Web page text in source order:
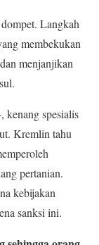
Langkah
membekukan
menjanjikan
kenang spesialis
Kremlin tahu
pertanian.
kebijakan
sanksi ini.